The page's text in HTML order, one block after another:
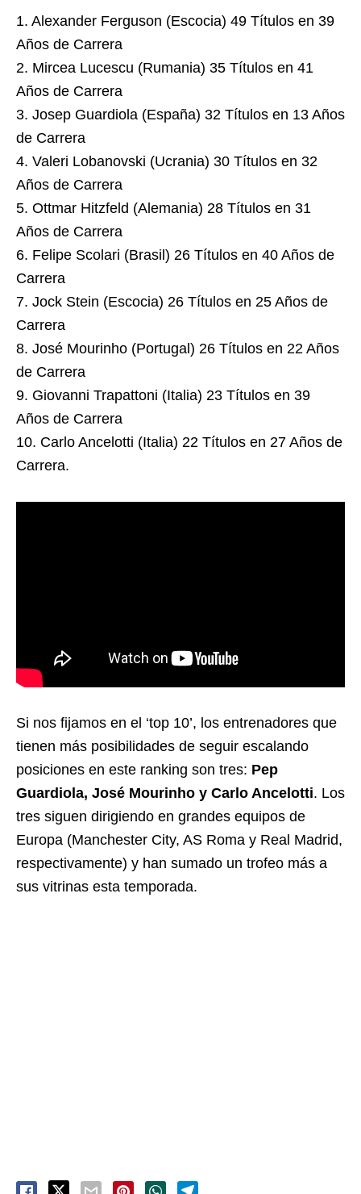
1. Alexander Ferguson (Escocia) 49 Títulos en 39
Años de Carrera
2. Mircea Lucescu (Rumania) 35 Títulos en 41
Años de Carrera
3. Josep Guardiola (España) 32 Títulos en 13 Años
de Carrera
4. Valeri Lobanovski (Ucrania) 30 Títulos en 32
Años de Carrera
5. Ottmar Hitzfeld (Alemania) 28 Títulos en 31
Años de Carrera
6. Felipe Scolari (Brasil) 26 Títulos en 40 Años de
Carrera
7. Jock Stein (Escocia) 26 Títulos en 25 Años de
Carrera
8. José Mourinho (Portugal) 26 Títulos en 22 Años
de Carrera
9. Giovanni Trapattoni (Italia) 23 Títulos en 39
Años de Carrera
10. Carlo Ancelotti (Italia) 22 Títulos en 27 Años de
Carrera.
Si nos fijamos en el ‘top 10’, los entrenadores que
tienen más posibilidades de seguir escalando
posiciones en este ranking son tres: Pep
Guardiola, José Mourinho y Carlo Ancelotti. Los
tres siguen dirigiendo en grandes equipos de
Europa (Manchester City, AS Roma y Real Madrid,
respectivamente) y han sumado un trofeo más a
sus vitrinas esta temporada.